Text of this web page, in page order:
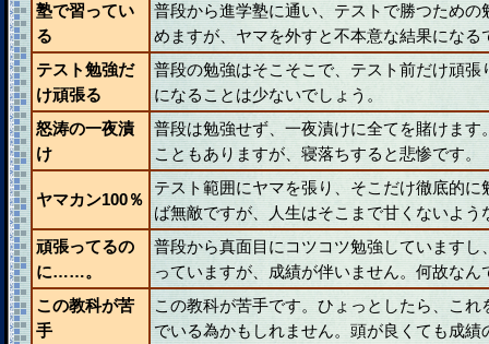
塾で習ってい
る
普段から進学塾に通い、テストで勝つため
めますが、ヤマを外すと不本意な結果になる
テスト勉強だ
け頑張る
普段の勉強はそこそこで、テスト前だけ頑
になることは少ないでしょう。
怒涛の一夜漬
け
普段は勉強せず、一夜漬けに全てを賭けま
こともありますが、寝落ちすると悲惨です。
ヤマカン100％
テスト範囲にヤマを張り、そこだけ徹底的
ば無敵ですが、人生はそこまで甘くないよう
頑張ってるの
に……。
普段から真面目にコツコツ勉強しています
っていますが、成績が伴いません。何故なん
この教科が苦
手
この教科が苦手です。ひょっとしたら、こ
でいる為かもしれません。頭が良くても成